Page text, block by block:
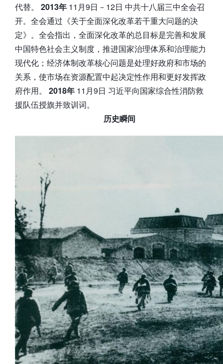
代替。 2013年 11月9日－12日 中共十八届三中全会召
开。全会通过《关于全面深化改革若干重大问题的决
定》。全会指出，全面深化改革的总目标是完善和发展
中国特色社会主义制度，推进国家治理体系和治理能力
现代化；经济体制改革核心问题是处理好政府和市场的
关系，使市场在资源配置中起决定性作用和更好发挥政
府作用。 2018年 11月9日 习近平向国家综合性消防救
援队伍授旗并致训词。
历史瞬间